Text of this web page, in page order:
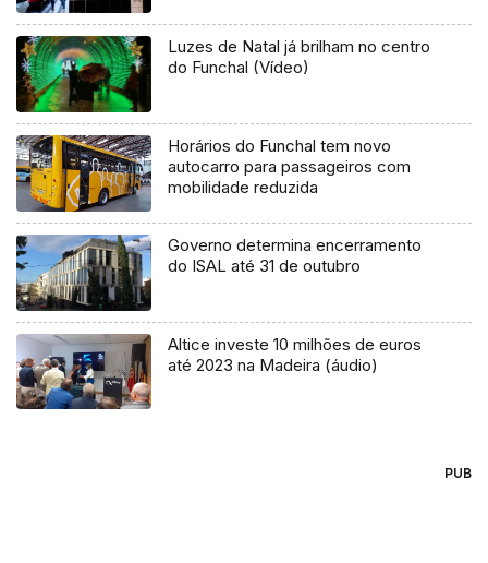
Luzes de Natal já brilham no centro
do Funchal (Vídeo)
Horários do Funchal tem novo
autocarro para passageiros com
mobilidade reduzida
Governo determina encerramento
do ISAL até 31 de outubro
Altice investe 10 milhões de euros
até 2023 na Madeira (áudio)
PUB